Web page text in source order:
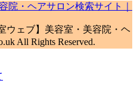
院・ヘアサロン検索サイト｜
ウェブ】美容室・美容院・ヘ
All Rights Reserved.